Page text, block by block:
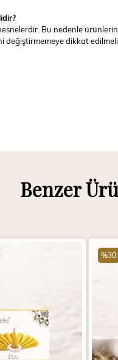
Bu nedenle
dikkat
Benzer
%30